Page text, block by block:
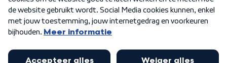
Algemene voorwaarden Privacybeleid